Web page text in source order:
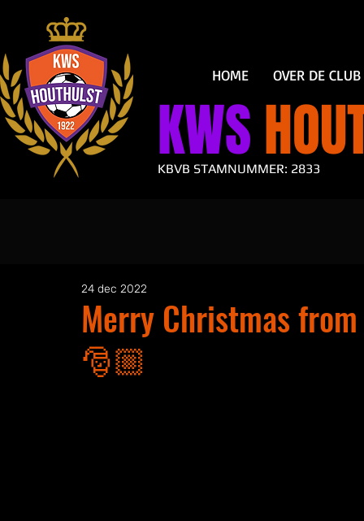
KWS
KBVB STAMNUMMER: 2833
HOME OVER DE CLUB
Merry Christmas
🎅🏼
24 dec 2022